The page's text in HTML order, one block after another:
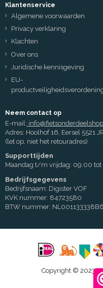
Klantenservice
Algemene voorwaarden
Privacy verklaring
Klachten
Over ons
Juridische kennisgeving
EU-
Neem contact op
E-mail:
Adres: Hoolhof 16, Eersel 5521
(let op, niet het retouradres)
Supporttijden
Maandag t/m vrijdag: 09:00 tot
Bedrijfsgegevens
Bedrijfsnaam: Digister VOF
KVK nummer: 84723580
BTW nummer:
Copyright © 2023 -